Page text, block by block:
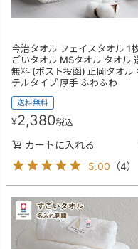
今治タオル フェイスタオル 1
ごいタオル MSタオル タオル
無料 (ポスト投函) 正岡タオル
テルタイプ 厚手 ふわふわ
送料無料
¥2,380税込
カートに入れる
5.00 （4）